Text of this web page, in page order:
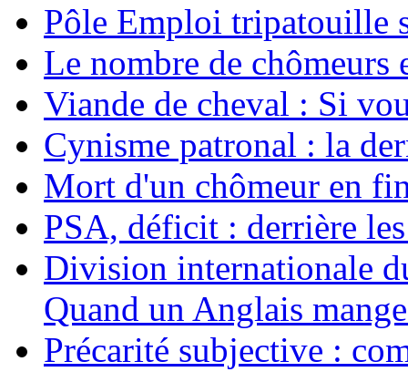
Pôle Emploi tripatouille
Le nombre de
Viande de cheval : Si
Cynisme patronal : la
Mort d'un chômeur en
PSA, déficit : derrière
Division internationale
Quand un Anglais
Précarité subjective :